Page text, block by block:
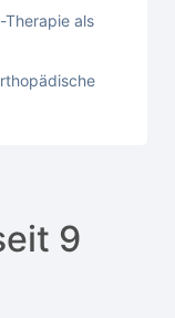
Therapie als
9